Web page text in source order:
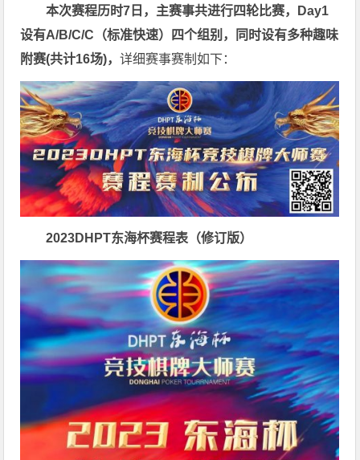
本次赛程历时7日，主赛事共进行四轮比赛，Day1
设有A/B/C/C（标准快速）四个组别，同时设有多种趣味
附赛(共计16场)，详细赛事赛制如下：
2023DHPT东海杯赛程表（修订版）